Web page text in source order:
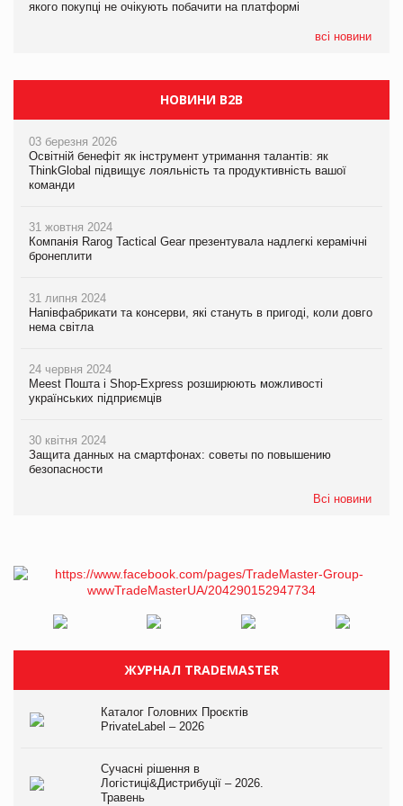
якого покупці не очікують побачити на платформі
всі новини
якого покупці не очікують побачити на платформі
НОВИНИ B2B
03 березня 2026
Освітній бенефіт як інструмент утримання талантів: як
ThinkGlobal підвищує лояльність та продуктивність вашої
команди
31 жовтня 2024
Компанія Rarog Tactical Gear презентувала надлегкі керамічні
бронеплити
31 липня 2024
Напівфабрикати та консерви, які стануть в пригоді, коли довго
нема світла
24 червня 2024
Meest Пошта і Shop-Express розширюють можливості
українських підприємців
30 квітня 2024
Защита данных на смартфонах: советы по повышению
безопасности
Всі новини
ЖУРНАЛ TRADEMASTER
Каталог Головних Проєктів
PrivateLabel – 2026
Сучасні рішення в
Логістиці&Дистрибуції – 2026.
Травень